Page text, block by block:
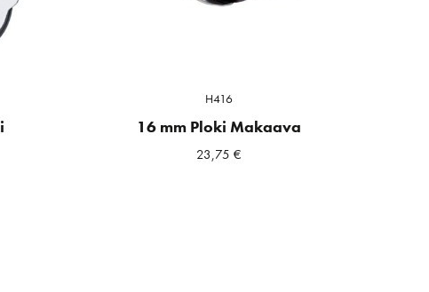
H416
16 mm Ploki Makaava
23,75 €